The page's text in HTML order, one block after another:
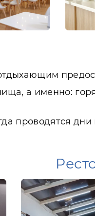
а именно:
проводятся дни